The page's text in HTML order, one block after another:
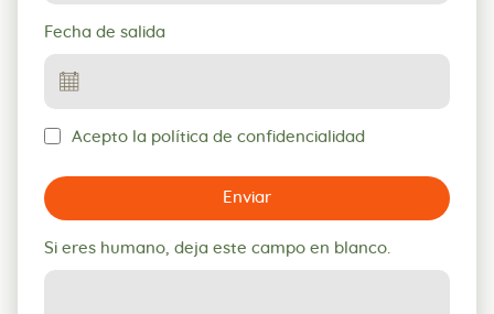
Fecha de salida
Acepto la política de confidencialidad
Enviar
Si eres humano, deja este campo en blanco.